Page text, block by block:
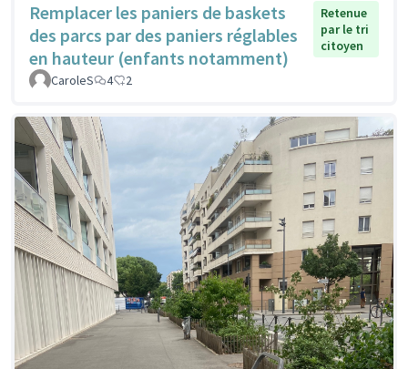
Remplacer les paniers de baskets
des parcs par des paniers réglables
en hauteur (enfants notamment)
Retenue
par le tri
citoyen
CaroleS 4 2